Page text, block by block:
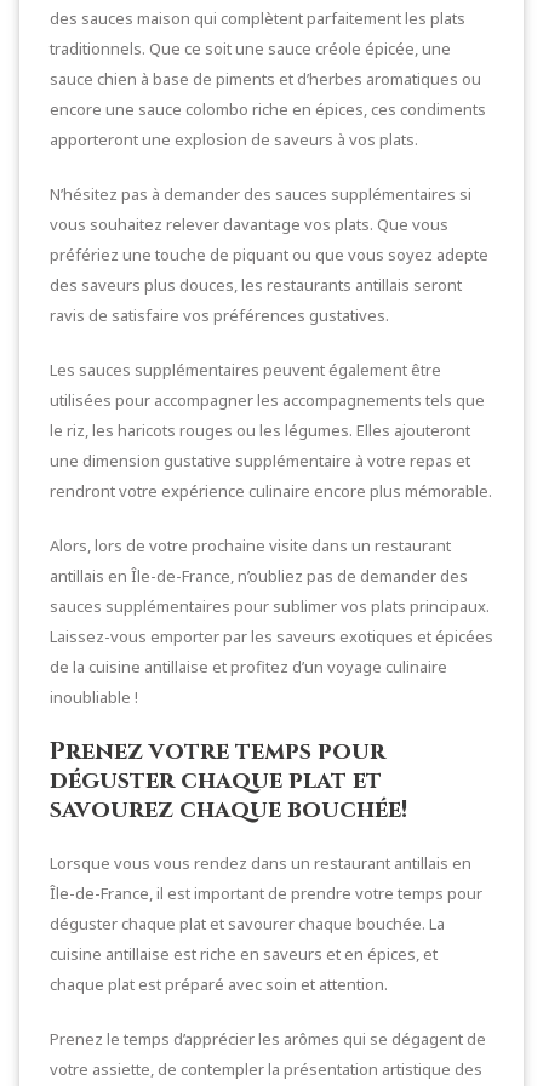
des sauces maison qui complètent parfaitement les plats
traditionnels. Que ce soit une sauce créole épicée, une
sauce chien à base de piments et d’herbes aromatiques ou
encore une sauce colombo riche en épices, ces condiments
apporteront une explosion de saveurs à vos plats.
N’hésitez pas à demander des sauces supplémentaires si
vous souhaitez relever davantage vos plats. Que vous
préfériez une touche de piquant ou que vous soyez adepte
des saveurs plus douces, les restaurants antillais seront
ravis de satisfaire vos préférences gustatives.
Les sauces supplémentaires peuvent également être
utilisées pour accompagner les accompagnements tels que
le riz, les haricots rouges ou les légumes. Elles ajouteront
une dimension gustative supplémentaire à votre repas et
rendront votre expérience culinaire encore plus mémorable.
Alors, lors de votre prochaine visite dans un restaurant
antillais en Île-de-France, n’oubliez pas de demander des
sauces supplémentaires pour sublimer vos plats principaux.
Laissez-vous emporter par les saveurs exotiques et épicées
de la cuisine antillaise et profitez d’un voyage culinaire
inoubliable !
Prenez votre temps pour
déguster chaque plat et
savourez chaque bouchée!
Lorsque vous vous rendez dans un restaurant antillais en
Île-de-France, il est important de prendre votre temps pour
déguster chaque plat et savourer chaque bouchée. La
cuisine antillaise est riche en saveurs et en épices, et
chaque plat est préparé avec soin et attention.
Prenez le temps d’apprécier les arômes qui se dégagent de
votre assiette, de contempler la présentation artistique des